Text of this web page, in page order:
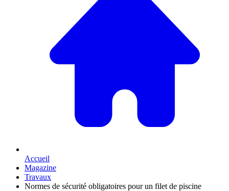
Accueil
Magazine
Travaux
Normes de sécurité obligatoires pour un filet de piscine